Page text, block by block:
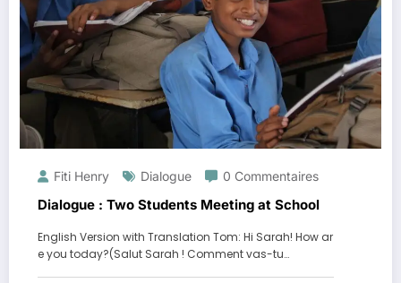
Fiti Henry Dialogue 0 Commentaires
Dialogue : Two Students Meeting at School
English Version with Translation Tom: Hi Sarah! How ar
e you today?(Salut Sarah ! Comment vas-tu…